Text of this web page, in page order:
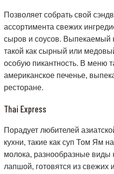
Позволяет собрать свой
ассортимента свежих
сыров и соусов. Выпекаемый
такой как сырный или
особую пикантность. В меню
американское печенье,
ресторане.
Thai Express
Порадует любителей
кухни, такие как суп Том Ям
молока, разнообразные виды
лапшой, готовятся из свежих